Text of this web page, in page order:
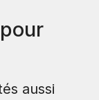
aussi